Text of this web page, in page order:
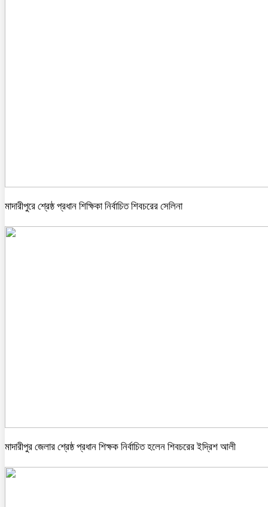
মাদারীপুরে শ্রেষ্ঠ প্রধান শিক্ষিকা নির্বাচিত শিবচরের সেলিনা
মাদারীপুর জেলার শ্রেষ্ঠ প্রধান শিক্ষক নির্বাচিত হলেন শিবচরের ইদ্রিশ আলী